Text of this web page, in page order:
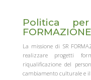
Politica
FORMAZIONE
La missione di SR
realizzare progetti
riqualificazione del
cambiamento culturale e il